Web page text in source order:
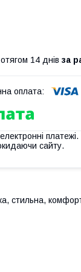
14 днів за
сайту.
стильна,